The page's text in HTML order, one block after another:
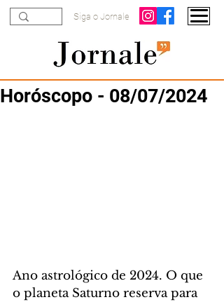
Siga o Jornale
Horóscopo - 08/07/2024
Ano astrológico de 2024. O que
o planeta Saturno reserva para